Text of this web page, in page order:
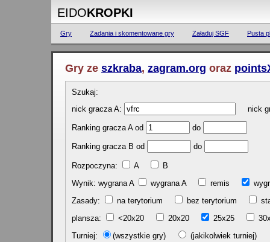
EIDOKROPKI
Gry Zadania i skomentowane gry Załaduj SGF Pusta
Gry ze szkraba, zagram.org oraz
Szukaj:
nick gracza A:
nick
Ranking gracza A od do
Ranking gracza B od do
Rozpoczyna: A
B
Wynik: wygrana A
wygrana A remis
Zasady:
na terytorium bez terytorium
plansza:
<20x20 20x20 25x25
Turniej:
(wszystkie gry)
(jakikolwiek turniej)